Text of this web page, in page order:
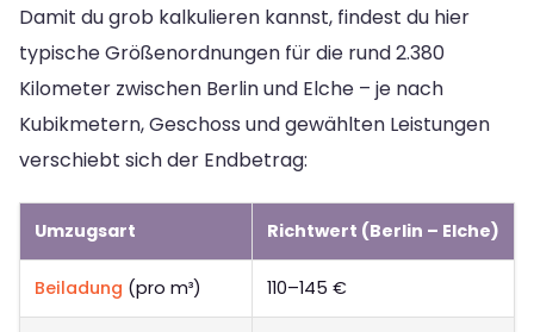
Damit du grob kalkulieren kannst, findest du hier
typische Größenordnungen für die rund 2.380
Kilometer zwischen Berlin und Elche – je nach
Kubikmetern, Geschoss und gewählten Leistungen
verschiebt sich der Endbetrag:
Umzugsart Richtwert (Berlin – Elche)
Beiladung (pro m³) 110–145 €